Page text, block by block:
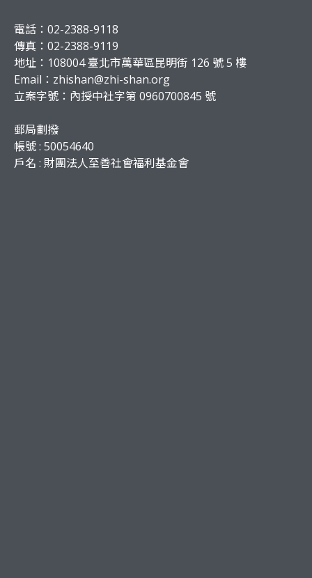
電話：02-2388-9118
傳真：02-2388-9119
地址：108004 臺北市萬華區昆明街 126 號 5 樓
Email： zhishan@zhi-shan.org
立案字號：內授中社字第 0960700845 號
郵局劃撥
帳號 : 50054640
戶名 : 財團法人至善社會福利基金會